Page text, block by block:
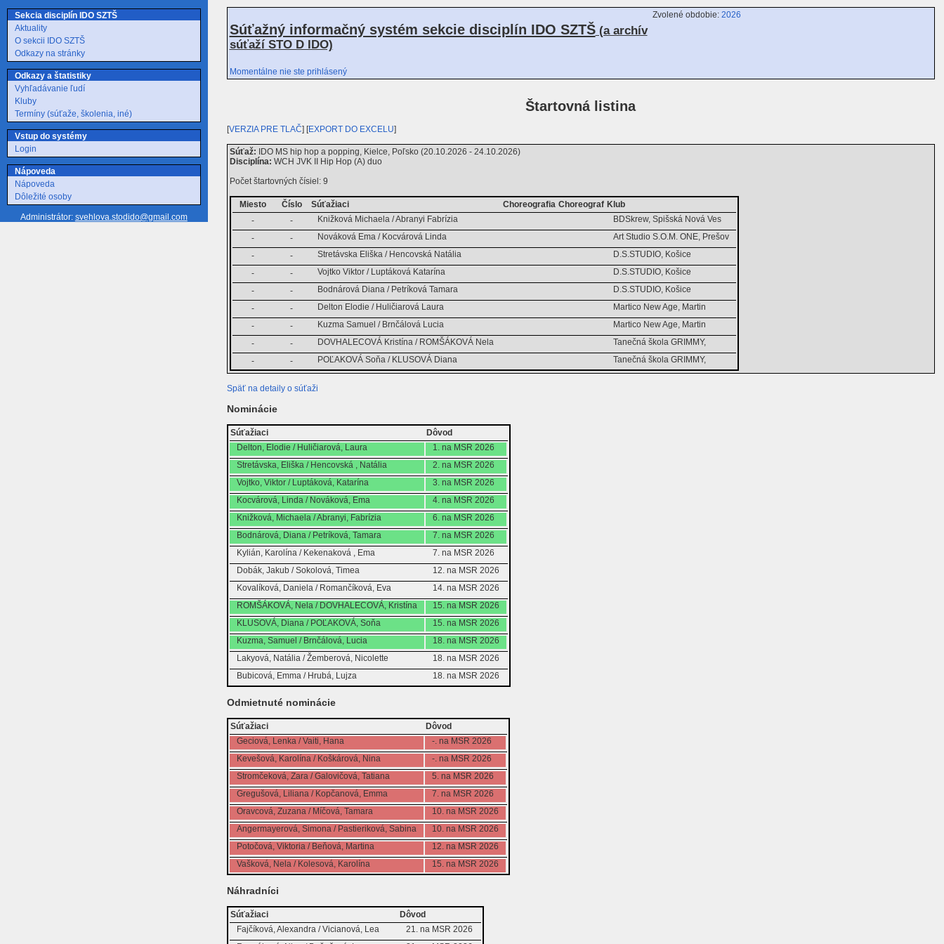
Sekcia disciplín IDO SZTŠ
Aktuality
O sekcii IDO SZTŠ
Odkazy na stránky
Odkazy a štatistiky
Vyhľadávanie ľudí
Kluby
Termíny (súťaže, školenia, iné)
Vstup do systémy
Login
Nápoveda
Nápoveda
Dôležité osoby
Administrátor: svehlova.stodido@gmail.com
Súťažný informačný systém sekcie disciplín IDO SZTŠ(a archív
súťaží STO D IDO)
Zvolené obdobie: 2026
Momentálne nie ste prihlásený
Štartovná listina
[VERZIA PRE TLAČ] [EXPORT DO EXCELU]
Súťaž: IDO MS hip hop a popping, Kielce, Poľsko (20.10.2026 - 24.10.2026)
Disciplína: WCH JVK II Hip Hop (A) duo
Počet štartovných čísiel: 9
Miesto Číslo Súťažiaci Choreografia Choreograf Klub
-
- Knižková Michaela / Abranyi Fabrízia
BDSkrew, Spišská Nová Ves
-
- Nováková Ema / Kocvárová Linda
Art Studio S.O.M. ONE, Prešov
-
- Stretávska Eliška / Hencovská Natália
D.S.STUDIO, Košice
-
- Vojtko Viktor / Luptáková Katarína
D.S.STUDIO, Košice
-
- Bodnárová Diana / Petríková Tamara
D.S.STUDIO, Košice
-
- Delton Elodie / Huličiarová Laura
Martico New Age, Martin
-
- Kuzma Samuel / Brnčálová Lucia
Martico New Age, Martin
-
- DOVHALECOVÁ Kristína / ROMŠÁKOVÁ Nela
Tanečná škola GRIMMY,
-
- POĽAKOVÁ Soňa / KLUSOVÁ Diana Tanečná škola GRIMMY,
Späť na detaily o súťaži
Nominácie
Súťažiaci
Dôvod
Delton, Elodie / Huličiarová, Laura
1. na MSR 2026
Stretávska, Eliška / Hencovská , Natália
2. na MSR 2026
Vojtko, Viktor / Luptáková, Katarína
3. na MSR 2026
Kocvárová, Linda / Nováková, Ema
4. na MSR 2026
Knižková, Michaela / Abranyi, Fabrízia
6. na MSR 2026
Bodnárová, Diana / Petríková, Tamara
7. na MSR 2026
Kylián, Karolína / Kekenaková , Ema
7. na MSR 2026
Dobák, Jakub / Sokolová, Timea
12. na MSR 2026
Kovalíková, Daniela / Romančíková, Eva
14. na MSR 2026
ROMŠÁKOVÁ, Nela / DOVHALECOVÁ, Kristína
15. na MSR 2026
KLUSOVÁ, Diana / POĽAKOVÁ, Soňa
15. na MSR 2026
Kuzma, Samuel / Brnčálová, Lucia
18. na MSR 2026
Lakyová, Natália / Žemberová, Nicolette
18. na MSR 2026
Bubicová, Emma / Hrubá, Lujza
18. na MSR 2026
Odmietnuté nominácie
Súťažiaci
Dôvod
Geciová, Lenka / Vaiti, Hana
-. na MSR 2026
Kevešová, Karolína / Koškárová, Nina
-. na MSR 2026
Stromčeková, Zara / Galovičová, Tatiana
5. na MSR 2026
Gregušová, Liliana / Kopčanová, Emma
7. na MSR 2026
Oravcová, Zuzana / Míčová, Tamara
10. na MSR 2026
Angermayerová, Simona / Pastieriková, Sabina
10. na MSR 2026
Potočová, Viktoria / Beňová, Martina
12. na MSR 2026
Vašková, Nela / Kolesová, Karolína
15. na MSR 2026
Náhradníci
Súťažiaci
Dôvod
Fajčíková, Alexandra / Vicianová, Lea
21. na MSR 2026